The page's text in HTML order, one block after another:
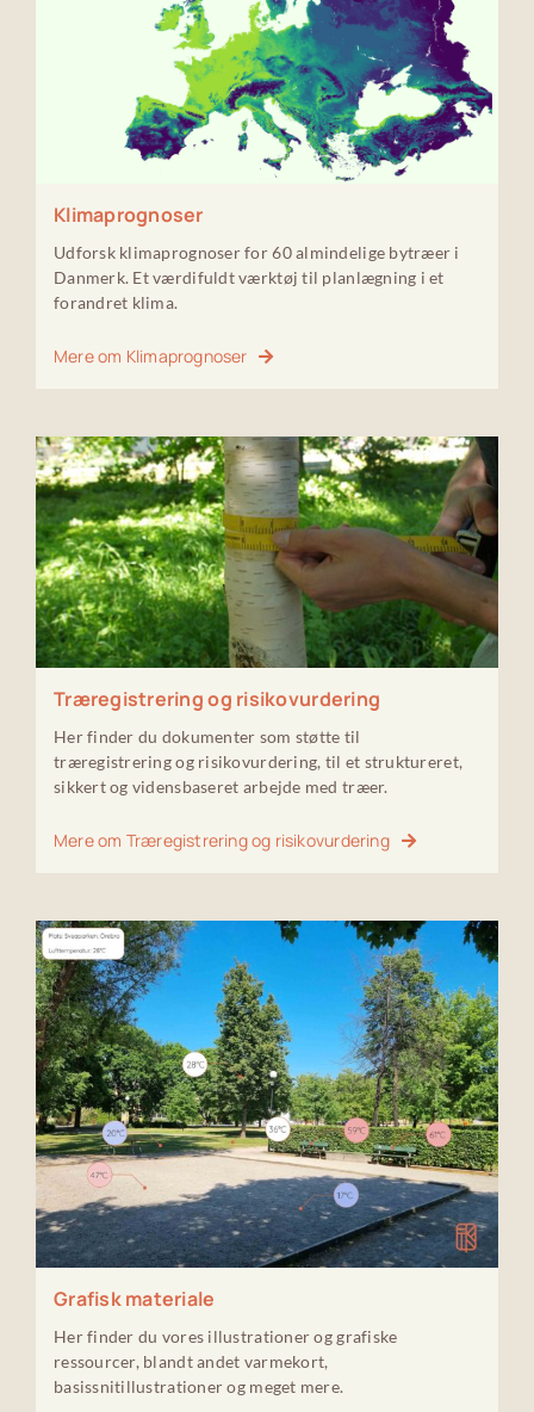
Klimaprognoser
Udforsk klimaprognoser for 60 almindelige bytræer i
Danmerk. Et værdifuldt værktøj til planlægning i et
forandret klima.
Mere om Klimaprognoser
Træregistrering og risikovurdering
Her finder du dokumenter som støtte til
træregistrering og risikovurdering, til et struktureret,
sikkert og vidensbaseret arbejde med træer.
Mere om Træregistrering og risikovurdering
Grafisk materiale
Her finder du vores illustrationer og grafiske
ressourcer, blandt andet varmekort,
basissnitillustrationer og meget mere.